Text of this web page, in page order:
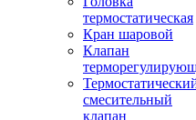
термостатическая
Кран шаровой
Клапан
смесительный
клапан